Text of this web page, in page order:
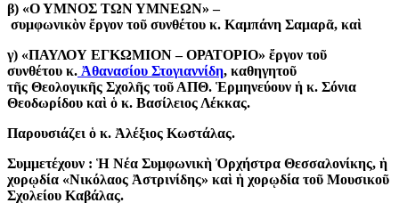
β) «Ο ΥΜΝΟΣ ΤΩΝ ΥΜΝΕΩΝ» –
συμφωνικὸν ἔργον τοῦ συνθέτου κ. Καμπάνη Σαμαρᾶ, καὶ
γ) «ΠΑΥΛΟΥ ΕΓΚΩΜΙΟΝ – ΟΡΑ­ΤΟΡΙΟ» ἔργον τοῦ
συνθέτου κ. Ἀθανασίου Στογιαννίδη, καθηγητοῦ
τῆς Θεολογικῆς Σχολῆς τοῦ ΑΠΘ. Ἑρμηνεύουν ἡ κ. Σόνια
Θεοδω­ρίδου καὶ ὁ κ. Βασίλειος Λέκκας.
Παρουσιάζει ὁ κ. Ἀλέξιος Κωστά­λας.
Συμμετέχουν : Ἡ Νέα Συμφωνικὴ Ὀρχήστρα Θεσσαλονίκης, ἡ
χορῳδία «Νικόλαος Ἀστρινίδης» καὶ ἡ χορῳδία τοῦ Μουσικοῦ
Σχο­λείου Καβάλας.